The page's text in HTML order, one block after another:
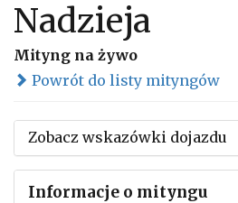
Nadzieja
Mityng na żywo
Powrót do listy mityngów
Zobacz wskazówki dojazdu
Informacje o mityngu